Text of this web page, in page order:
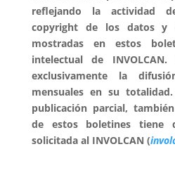
reflejando la actividad
copyright de los datos y
mostradas en estos
intelectual de
exclusivamente la
mensuales en su
publicación parcial,
de estos boletines tiene
solicitada al INVOLCAN (